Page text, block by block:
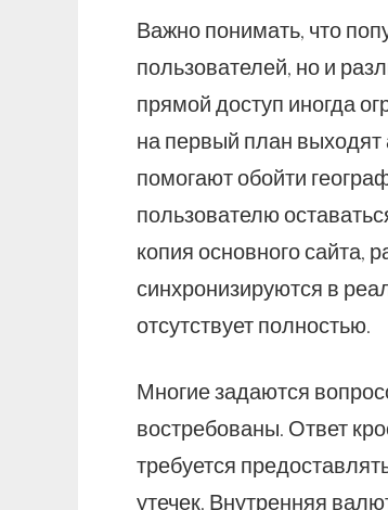
Важно понимать, что
пользователей, но и
прямой доступ иногда
на первый план выходят
помогают обойти
пользователю
копия основного сайта,
синхронизируются в
отсутствует полностью.
Многие задаются
востребованы. Ответ
требуется
утечек. Внутренняя